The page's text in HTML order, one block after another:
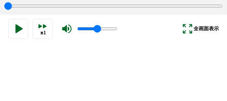
x1
全画面表示